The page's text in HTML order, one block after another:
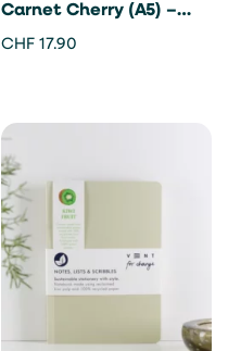
Carnet Cherry (A5) –
Vent For Change
CHF 17.90